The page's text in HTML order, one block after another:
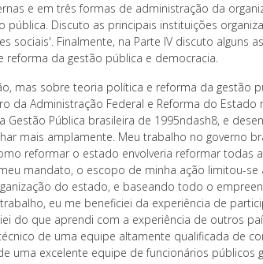
e em três formas de administração da
Discuto as principais instituições
sociais'. Finalmente, na Parte IV discuto alguns
reforma da gestão pública e democracia.
mas sobre teoria política e reforma da gestão
da Administração Federal e Reforma do Estado
Gestão Pública brasileira de 1995ndash8, e
mais amplamente. Meu trabalho no governo
reformar o estado envolveria reformar todas
mandato, o escopo de minha ação limitou-se
do estado, e baseando todo o
eu me beneficiei da experiência de
do que aprendi com a experiência de outros
de uma equipe altamente qualificada de
uma excelente equipe de funcionários públicos